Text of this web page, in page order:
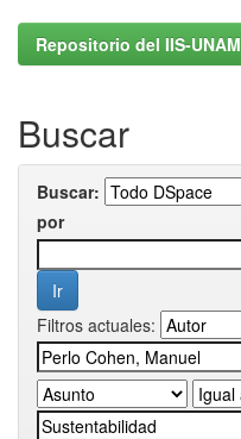
Repositorio del IIS-UNAM
Buscar
Buscar:
por
Filtros actuales: